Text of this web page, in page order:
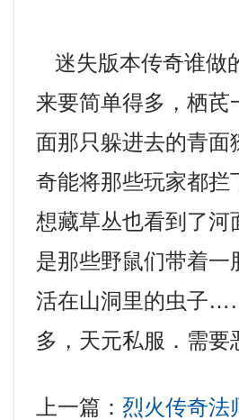
迷失版本传奇谁做
来要简单得多，栖
面那只躲进去的青
奇能将那些玩家都拦
想藏草丛也看到了
是那些野鼠们带着
活在山洞里的虫子
多，天元私服．需
上一篇：烈火传奇法